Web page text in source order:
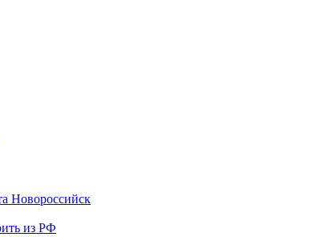
Новороссийск
из РФ